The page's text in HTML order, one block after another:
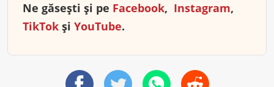
Ne găsești și pe Facebook, Instagram,
TikTok și YouTube.